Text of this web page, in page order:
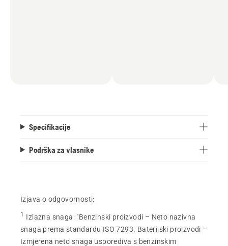
Specifikacije
Podrška za vlasnike
Izjava o odgovornosti:
1 Izlazna snaga: "Benzinski proizvodi – Neto nazivna
snaga prema standardu ISO 7293. Baterijski proizvodi –
Izmjerena neto snaga usporediva s benzinskim